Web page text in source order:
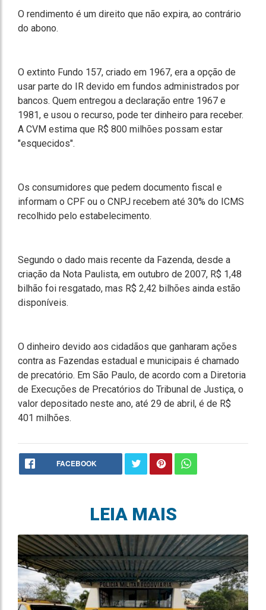
O rendimento é um direito que não expira, ao contrário
do abono.
O extinto Fundo 157, criado em 1967, era a opção de
usar parte do IR devido em fundos administrados por
bancos. Quem entregou a declaração entre 1967 e
1981, e usou o recurso, pode ter dinheiro para receber.
A CVM estima que R$ 800 milhões possam estar
"esquecidos".
Os consumidores que pedem documento fiscal e
informam o CPF ou o CNPJ recebem até 30% do ICMS
recolhido pelo estabelecimento.
Segundo o dado mais recente da Fazenda, desde a
criação da Nota Paulista, em outubro de 2007, R$ 1,48
bilhão foi resgatado, mas R$ 2,42 bilhões ainda estão
disponíveis.
O dinheiro devido aos cidadãos que ganharam ações
contra as Fazendas estadual e municipais é chamado
de precatório. Em São Paulo, de acordo com a Diretoria
de Execuções de Precatórios do Tribunal de Justiça, o
valor depositado neste ano, até 29 de abril, é de R$
401 milhões.
FACEBOOK
LEIA MAIS